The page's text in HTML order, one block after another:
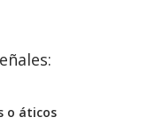
o áticos